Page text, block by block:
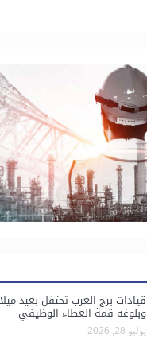
قيادات برج العرب تحتفل بعيد
وبلوغه قمة العطاء الوظيفي
يوليو 28, 2026